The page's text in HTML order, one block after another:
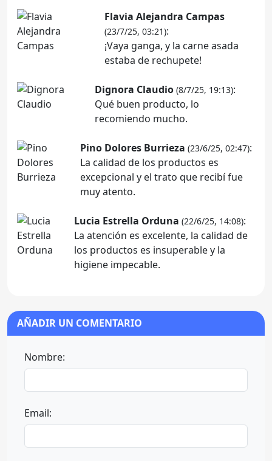
Flavia Alejandra Campas
(23/7/25, 03:21):
¡Vaya ganga, y la carne asada
estaba de rechupete!
Dignora Claudio (8/7/25, 19:13):
Qué buen producto, lo
recomiendo mucho.
Pino Dolores Burrieza (23/6/25, 02:47):
La calidad de los productos es
excepcional y el trato que recibí fue
muy atento.
Lucia Estrella Orduna (22/6/25, 14:08):
La atención es excelente, la calidad de
los productos es insuperable y la
higiene impecable.
AÑADIR UN COMENTARIO
Nombre:
Email: